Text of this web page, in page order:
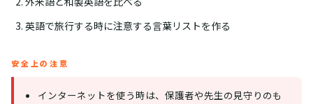
英語で旅行する時に注意する言葉リストを作る
安全上の注意
インターネットを使う時は、保護者や先生の見守りのも